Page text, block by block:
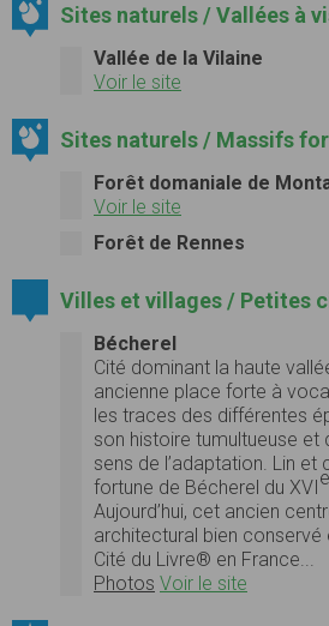
Sites naturels / Vallées à
Vallée de la Vilaine
Voir le site
Sites naturels / Massifs
Forêt domaniale de
Voir le site
Forêt de Rennes
Villes et villages / Petites
Bécherel
Cité dominant la haute
ancienne place forte à
les traces des différentes
son histoire tumultueuse et
sens de l’adaptation. Lin et
fortune de Bécherel du XVIe
Aujourd’hui, cet ancien
architectural bien conservé
Cité du Livre® en France...
Photos Voir le site